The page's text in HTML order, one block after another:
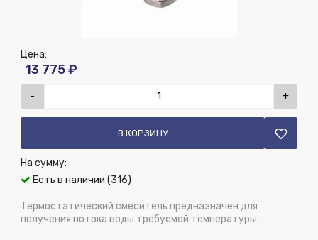
Есть в наличии (316)
Термостатический смеситель предназначен для
получения потока воды требуемой температуры
Цена:
13 775 ₽
- +
В КОРЗИНУ
На сумму: